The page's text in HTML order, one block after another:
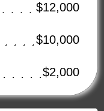
$12,000
$10,000
$2,000